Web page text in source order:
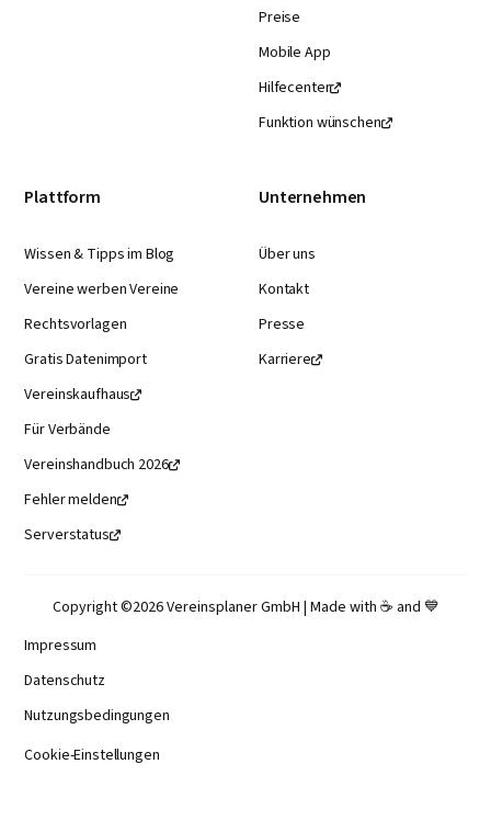
Preise
Mobile App
Hilfecenter
Funktion wünschen
Plattform
Wissen & Tipps im Blog
Vereine werben Vereine
Rechtsvorlagen
Gratis Datenimport
Vereinskaufhaus
Für Verbände
Vereinshandbuch 2026
Fehler melden
Serverstatus
Unternehmen
Über uns
Kontakt
Presse
Karriere
Copyright ©2026 Vereinsplaner GmbH | Made with ☕️ and 💙
Impressum
Datenschutz
Nutzungsbedingungen
Cookie-Einstellungen